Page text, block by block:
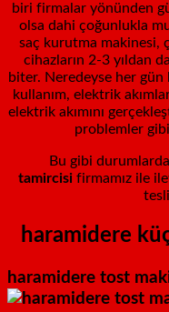
biri firmalar yönünden
olsa dahi çoğunlukla
saç kurutma makinesi,
cihazların 2-3 yıldan
biter. Neredeyse her gün
kullanım, elektrik
elektrik akımını
problemler
Bu gibi durumlarda
tamircisifirmamız ile
haramidere
haramidere tost